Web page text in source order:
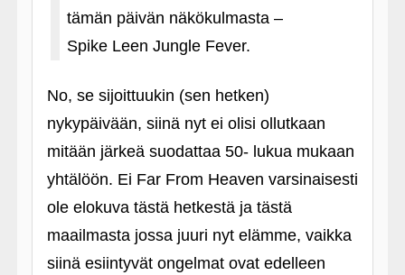
tämän päivän näkökulmasta –
Spike Leen Jungle Fever.
No, se sijoittuukin (sen hetken)
nykypäivään, siinä nyt ei olisi ollutkaan
mitään järkeä suodattaa 50- lukua mukaan
yhtälöön. Ei Far From Heaven varsinaisesti
ole elokuva tästä hetkestä ja tästä
maailmasta jossa juuri nyt elämme, vaikka
siinä esiintyvät ongelmat ovat edelleen